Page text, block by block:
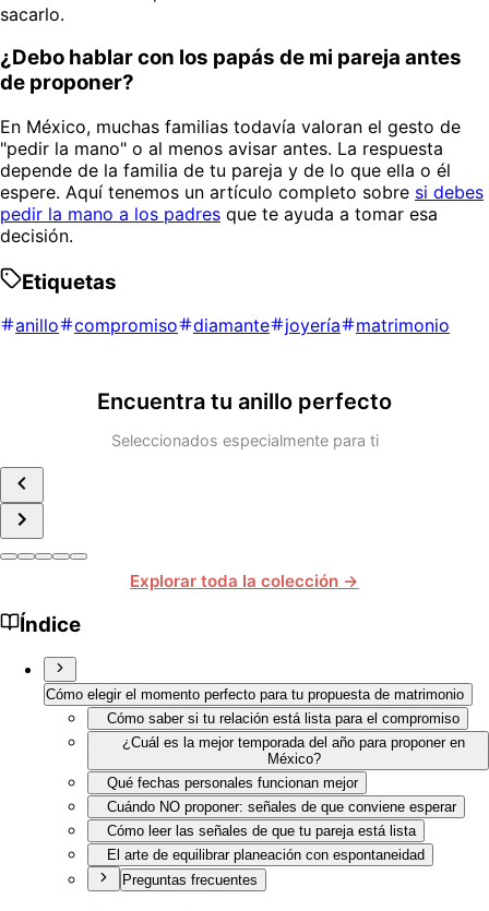
sacarlo.
¿Debo hablar con los papás de mi pareja antes
de proponer?
En México, muchas familias todavía valoran el gesto de
"pedir la mano" o al menos avisar antes. La respuesta
depende de la familia de tu pareja y de lo que ella o él
espere. Aquí tenemos un artículo completo sobre si debes
pedir la mano a los padres que te ayuda a tomar esa
decisión.
Etiquetas
anillo compromiso diamante joyería matrimonio
Encuentra tu anillo perfecto
Seleccionados especialmente para ti
Explorar toda la colección →
Índice
Cómo elegir el momento perfecto para tu propuesta de matrimonio
Cómo saber si tu relación está lista para el compromiso
¿Cuál es la mejor temporada del año para proponer en
México?
Qué fechas personales funcionan mejor
Cuándo NO proponer: señales de que conviene esperar
Cómo leer las señales de que tu pareja está lista
El arte de equilibrar planeación con espontaneidad
Preguntas frecuentes